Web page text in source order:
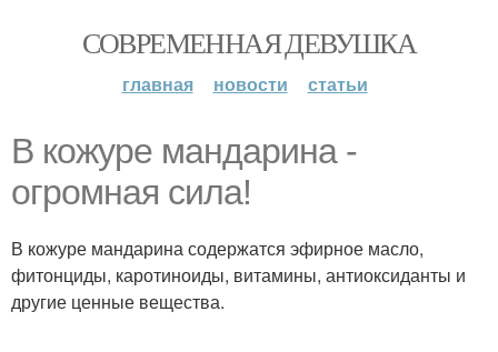
СОВРЕМЕННАЯ ДЕВУШКА
главная новости статьи
В кожуре мандарина -
огромная сила!
В кожуре мандарина содержатся эфирное масло,
фитонциды, каротиноиды, витамины, антиоксиданты и
другие ценные вещества.